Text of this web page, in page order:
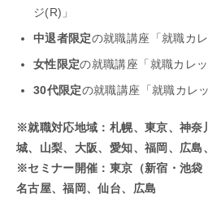
ジ(R)」
中退者限定の就職講座「就職カ
女性限定の就職講座「就職カレ
30代限定の就職講座「就職カレ
※就職対応地域： 札幌、 東京、神奈
城、山梨、大阪、愛知、福岡、広島
※セミナー開催： 東京（新宿・池袋
名古屋、福岡、仙台、広島